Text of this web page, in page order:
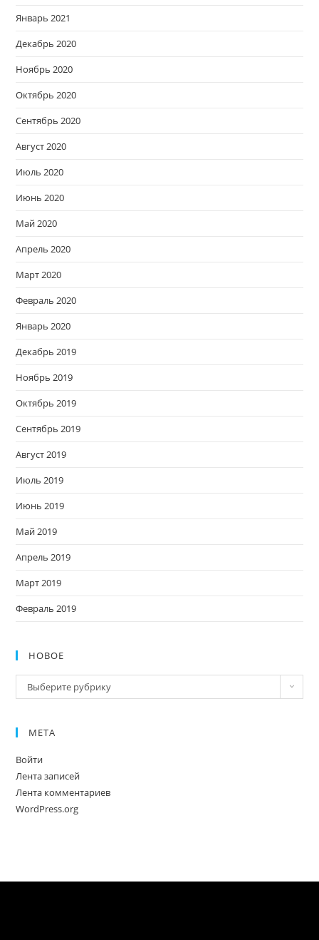
Январь 2021
Декабрь 2020
Ноябрь 2020
Октябрь 2020
Сентябрь 2020
Август 2020
Июль 2020
Июнь 2020
Май 2020
Апрель 2020
Март 2020
Февраль 2020
Январь 2020
Декабрь 2019
Ноябрь 2019
Октябрь 2019
Сентябрь 2019
Август 2019
Июль 2019
Июнь 2019
Май 2019
Апрель 2019
Март 2019
Февраль 2019
НОВОЕ
Новое
Выберите рубрику
МЕТА
Войти
Лента записей
Лента комментариев
WordPress.org